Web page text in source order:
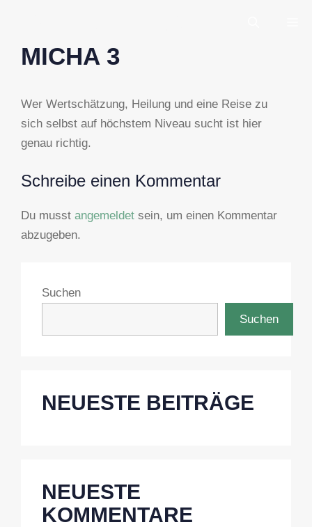
springenMICHA 3
Wer Wertschätzung, Heilung und eine Reise zu
sich selbst auf höchstem Niveau sucht ist hier
genau richtig.
Schreibe einen Kommentar
Du musst angemeldet sein, um einen Kommentar
abzugeben.
Suchen
Suchen
NEUESTE BEITRÄGE
NEUESTE
KOMMENTARE